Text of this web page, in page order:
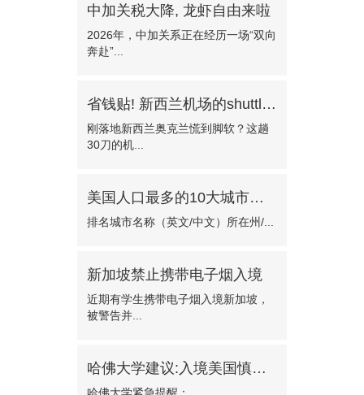
中加关税大降, 龙虾自由来啦
2026年，中加关系正在经历一场“双向
奔赴”...
省钱贴! 新西兰机场的shuttle bus!—门对门只需30纽币
刚落地新西兰奥克兰慌到脚软？这趟
30刀的机...
美国人口最多的10大城市有哪些?
排名城市名称（英文/中文）所在州/...
新加坡禁止携带电子烟入境
近期有学生携带电子烟入境新加坡，
被警告并...
哈佛大学建议:入境美国慎选波士顿机场
哈佛大学紧急提醒：...